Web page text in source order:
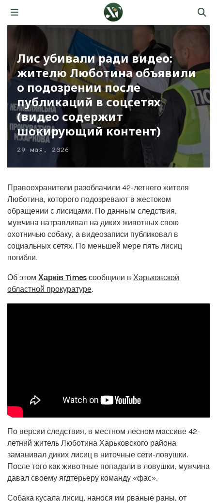
Лис убивали ради видео:
жителю Люботина объявили
о подозрении после
публикаций в соцсетях
(видео содержит
шокирующий контент)
29 мая, 2026
Правоохранители разоблачили 42-летнего жителя
Люботина, которого подозревают в жестоком
обращении с лисицами. По данным следствия,
мужчина натравливал на диких животных свою
охотничью собаку, а видеозаписи публиковал в
социальных сетях. По меньшей мере пять лисиц
погибли.
Об этом Харків Times сообщили в Харьковской
областной прокуратуре.
По версии следствия, в местном лесном массиве 42-
летний житель Люботина Харьковского района
заманивал диких лисиц в ниточные сети-ловушки.
После того как животные попадали в ловушки, мужчина
давал своему ягдтерьеру команду «фас».
Собака кусала лисиц, нанося им рваные раны, от